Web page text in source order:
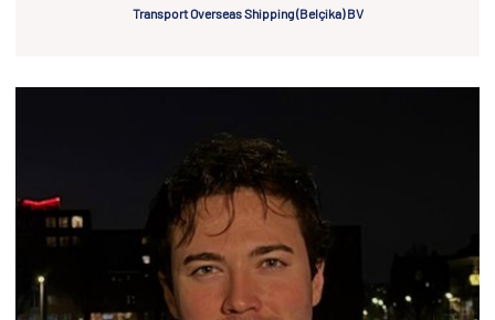
Transport Overseas Shipping (Belçika) BV